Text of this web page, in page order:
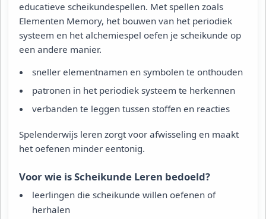
educatieve scheikundespellen. Met spellen zoals
Elementen Memory, het bouwen van het periodiek
systeem en het alchemiespel oefen je scheikunde op
een andere manier.
sneller elementnamen en symbolen te onthouden
patronen in het periodiek systeem te herkennen
verbanden te leggen tussen stoffen en reacties
Spelenderwijs leren zorgt voor afwisseling en maakt
het oefenen minder eentonig.
Voor wie is Scheikunde Leren bedoeld?
leerlingen die scheikunde willen oefenen of
herhalen